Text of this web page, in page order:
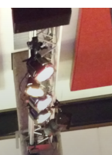
ons
is een